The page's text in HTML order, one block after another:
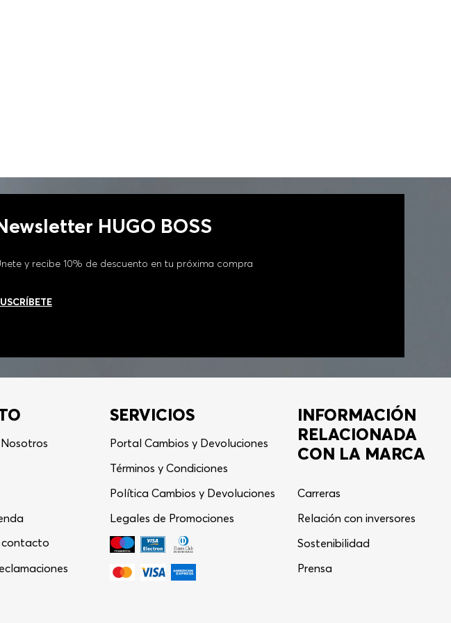
HUGO BOSS
y recibe 10% de descuento en tu próxima compra
contacto
SERVICIOS
Portal Cambios y Devoluciones
Términos y Condiciones
Política Cambios y Devoluciones
Legales de Promociones
INFORMACIÓN
RELACIONADA
CON LA MARCA
Carreras
Relación con inversores
Sostenibilidad
Prensa